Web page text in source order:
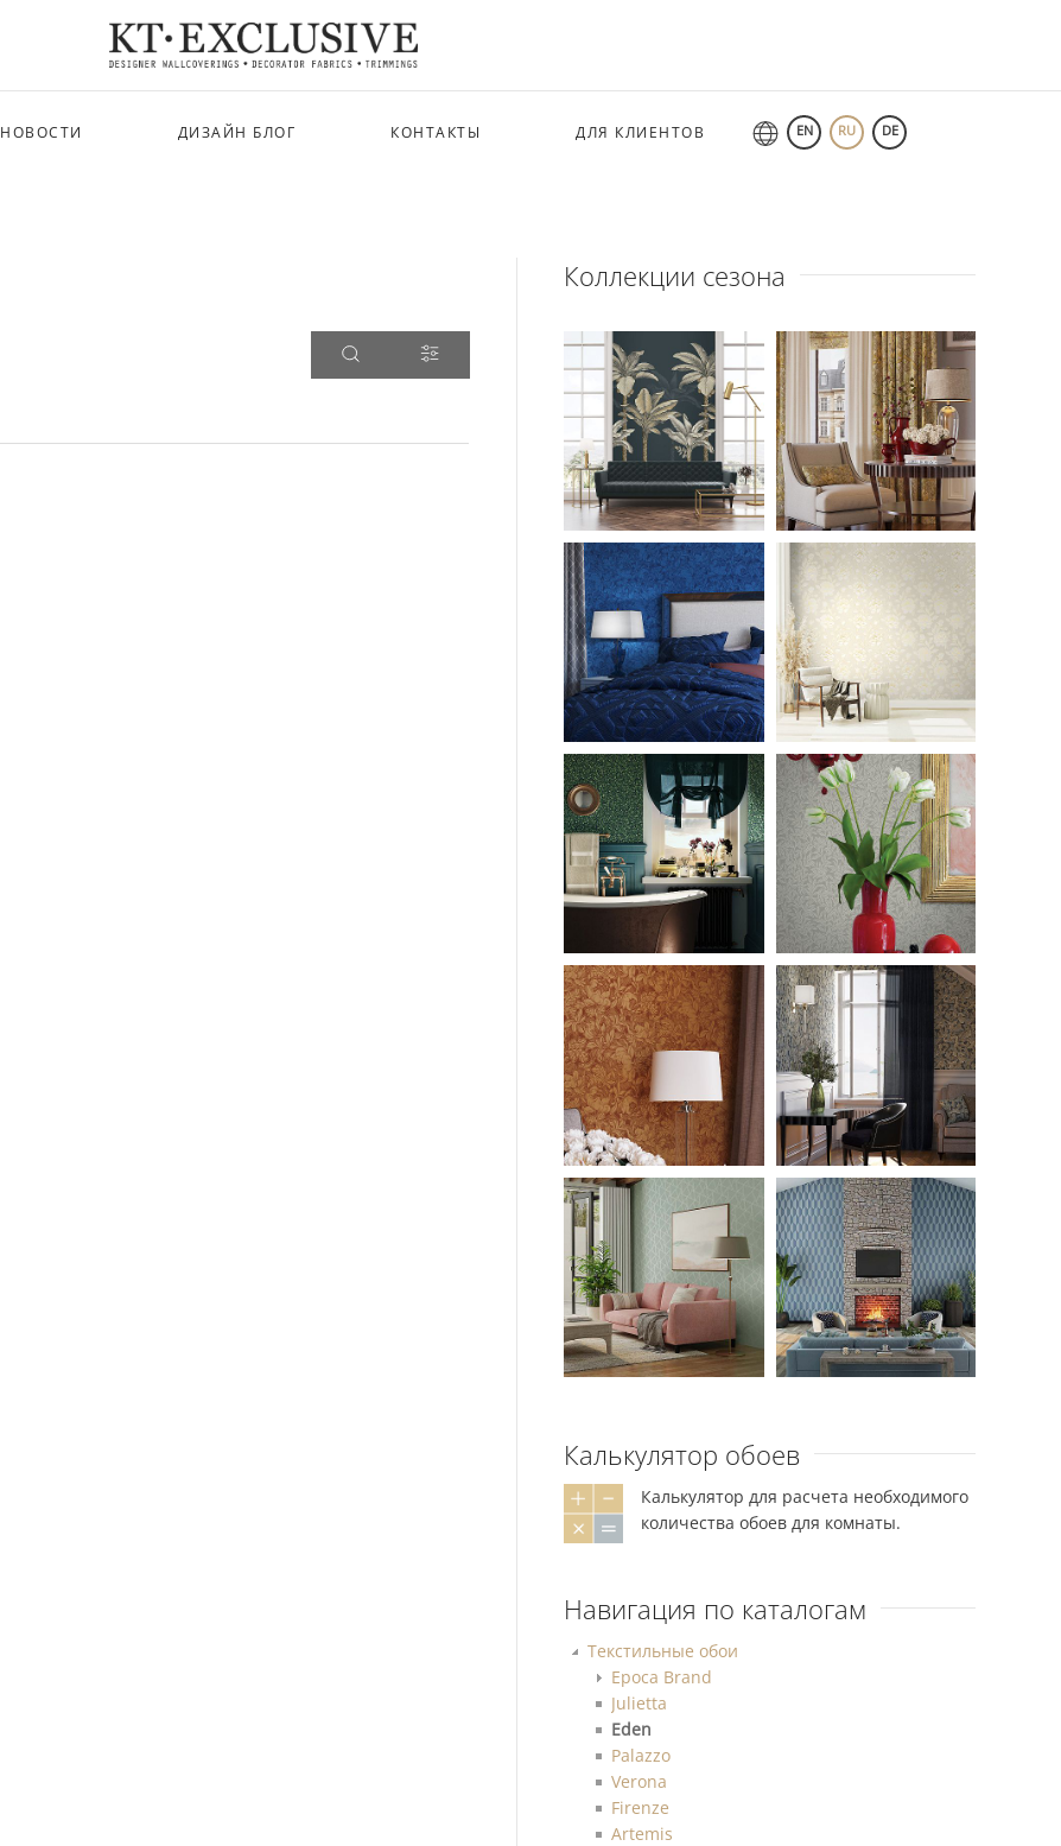
НОВОСТИ ДИЗАЙН БЛОГ КОНТАКТЫ ДЛЯ КЛИЕНТОВ EN RU DE
Коллекции сезона
Калькулятор обоев
Калькулятор для расчета необходимого
количества обоев для комнаты.
Навигация по каталогам
Текстильные обои
Epoca Brand
Julietta
Eden
Palazzo
Verona
Firenze
Artemis